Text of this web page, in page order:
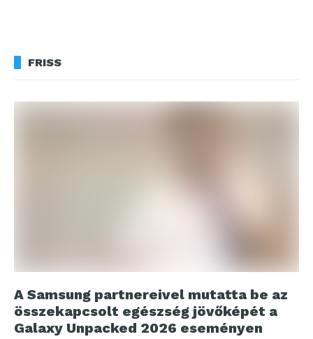
FRISS
A Samsung partnereivel mutatta be az
összekapcsolt egészség jövőképét a
Galaxy Unpacked 2026 eseményen